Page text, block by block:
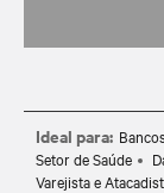
Ideal para:
Setor de Saúde
Varejista e